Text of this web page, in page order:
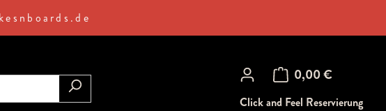
0,00 €
Warenkorb enthält 0
Click and Feel Reservierung